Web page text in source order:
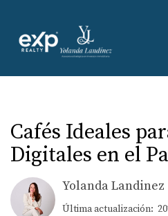
Cafés Ideales
Digitales en el
Yolanda Landinez
Última actualización: